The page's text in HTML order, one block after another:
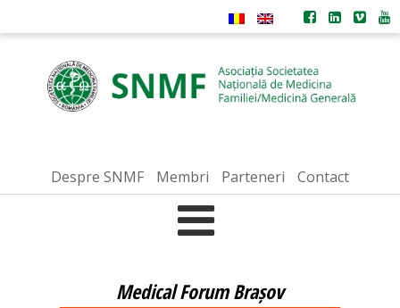
Despre SNMF Membri Parteneri Contact
Medical Forum Brașov